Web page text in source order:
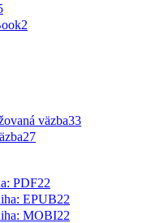
2
väzba33
27
PDF22
EPUB22
MOBI22